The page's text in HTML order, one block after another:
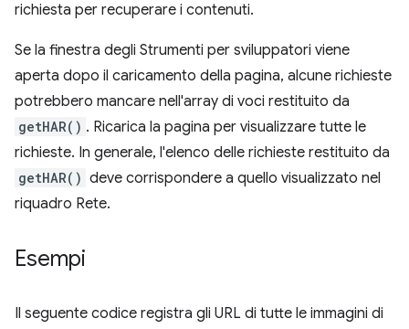
richiesta per recuperare i contenuti.
Se la finestra degli Strumenti per sviluppatori viene
aperta dopo il caricamento della pagina, alcune richieste
potrebbero mancare nell'array di voci restituito da
getHAR() . Ricarica la pagina per visualizzare tutte le
richieste. In generale, l'elenco delle richieste restituito da
getHAR() deve corrispondere a quello visualizzato nel
riquadro Rete.
Esempi
Il seguente codice registra gli URL di tutte le immagini di